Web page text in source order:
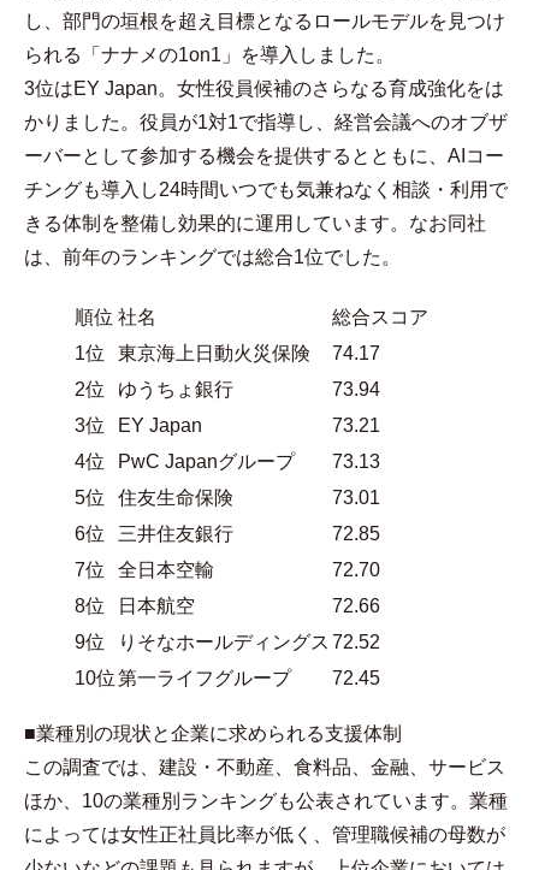
し、部門の垣根を超え目標となるロールモデルを見つけ
られる「ナナメの1on1」を導入しました。
3位はEY Japan。女性役員候補のさらなる育成強化をは
かりました。役員が1対1で指導し、経営会議へのオブザ
ーバーとして参加する機会を提供するとともに、AIコー
チングも導入し24時間いつでも気兼ねなく相談・利用で
きる体制を整備し効果的に運用しています。なお同社
は、前年のランキングでは総合1位でした。
順位 社名
総合スコア
1位
東京海上日動火災保険
74.17
2位
ゆうちょ銀行
73.94
3位
EY Japan
73.21
4位
PwC Japanグループ
73.13
5位
住友生命保険
73.01
6位
三井住友銀行
72.85
7位
全日本空輸
72.70
8位
日本航空
72.66
9位
りそなホールディングス 72.52
10位第一ライフグループ 72.45
■業種別の現状と企業に求められる支援体制
この調査では、建設・不動産、食料品、金融、サービス
ほか、10の業種別ランキングも公表されています。業種
によっては女性正社員比率が低く、管理職候補の母数が